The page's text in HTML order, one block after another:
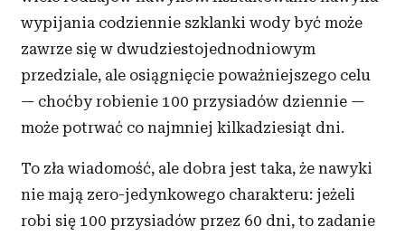
wypijania codziennie szklanki wody być może
zawrze się w dwudziestojednodniowym
przedziale, ale osiągnięcie poważniejszego celu
— choćby robienie 100 przysiadów dziennie —
może potrwać co najmniej kilkadziesiąt dni.
To zła wiadomość, ale dobra jest taka, że nawyki
nie mają zero-jedynkowego charakteru: jeżeli
robi się 100 przysiadów przez 60 dni, to zadanie